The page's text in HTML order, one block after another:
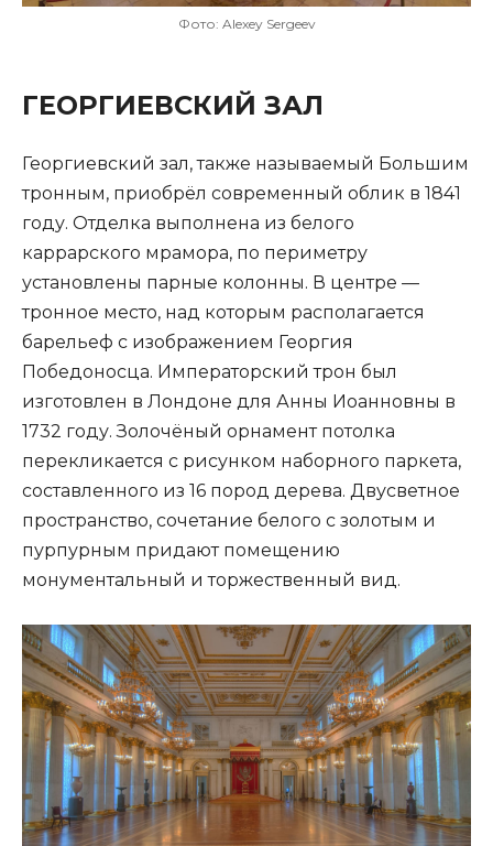
Фото: Alexey Sergeev
ГЕОРГИЕВСКИЙ ЗАЛ
Георгиевский зал, также называемый Большим
тронным, приобрёл современный облик в 1841
году. Отделка выполнена из белого
каррарского мрамора, по периметру
установлены парные колонны. В центре —
тронное место, над которым располагается
барельеф с изображением Георгия
Победоносца. Императорский трон был
изготовлен в Лондоне для Анны Иоанновны в
1732 году. Золочёный орнамент потолка
перекликается с рисунком наборного паркета,
составленного из 16 пород дерева. Двусветное
пространство, сочетание белого с золотым и
пурпурным придают помещению
монументальный и торжественный вид.